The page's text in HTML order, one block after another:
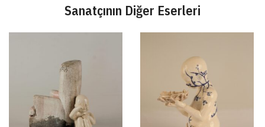
Sanatçının Diğer Eserleri